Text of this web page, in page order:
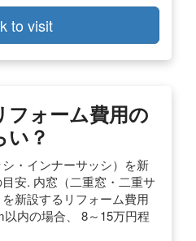
to visit
フォーム費用の
？
・インナーサッシ）を新
安. 内窓（二重窓・二重サ
新設するリフォーム費用
内の場合、 8～15万円程